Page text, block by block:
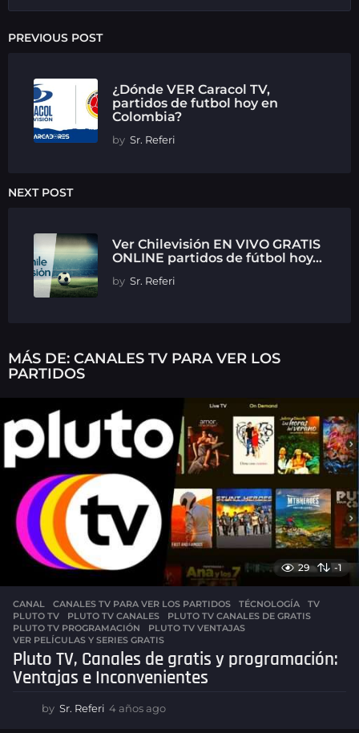
PREVIOUS POST
¿Dónde VER Caracol TV,
partidos de futbol hoy en
Colombia?
by Sr. Referi
NEXT POST
Ver Chilevisión EN VIVO GRATIS
ONLINE partidos de fútbol hoy...
by Sr. Referi
MÁS DE: CANALES TV PARA VER LOS
PARTIDOS
29 -1
CANAL ,CANALES TV PARA VER LOS PARTIDOS ,TÉCNOLOGÍA ,TV
PLUTO TV
,PLUTO TV CANALES ,PLUTO TV CANALES DE GRATIS
PLUTO TV PROGRAMACIÓN
,PLUTO TV VENTAJAS
VER PELÍCULAS Y SERIES GRATIS
Pluto TV, Canales de gratis y programación:
Ventajas e Inconvenientes
by Sr. Referi 4 años ago